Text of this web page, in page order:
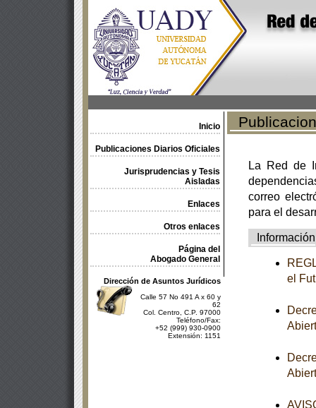
Inicio
Publicaciones Diarios Oficiales
Jurisprudencias y Tesis
Aisladas
Enlaces
Otros enlaces
Página del
Abogado General
Dirección de Asuntos Jurídicos
Calle 57 No 491 A x 60 y
62
Col. Centro, C.P. 97000
Teléfono/Fax:
+52 (999) 930-0900
Extensión: 1151
La Red de
correo
para el
Información
el